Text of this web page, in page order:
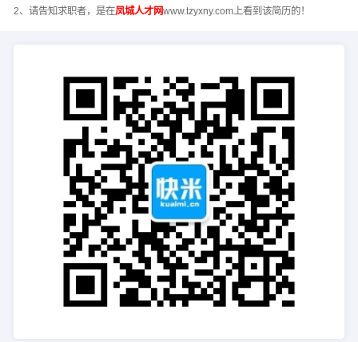
2、请告知求职者，是在凤城人才网www.tzyxny.com上看到该简历的！